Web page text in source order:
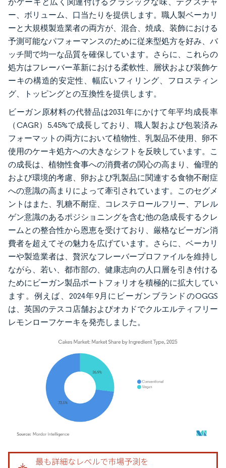
ー、ボリューム、口当たりを提供します。職人製ベーカリ
ーと大規模製造業者の両方が、混合、焼成、装飾における
予測可能なパフォーマンスのために従来型処方を好み、バ
ッチ間で均一な品質を確保しています。さらに、これらの
処方はフレーバー革新における柔軟性、層状および装飾ケ
ーキの構造的安定性、幅広いフィリング、フロスティン
グ、トッピングとの互換性を提供します。
ビーガン原材料の代替品は2031年にかけて年平均成長率
（CAGR）5.45%で成長しており、職人製および包装済み
フォーマットの両方において植物性、乳製品不使用、卵不
使用のケーキ処方への大きなシフトを反映しています。こ
の成長は、植物性食事への消費者の関心の高まり、倫理的
および環境的考慮、卵および乳製品に関連する食物不耐症
への意識の高まりによって牽引されています。このセグメ
ントはまた、乳糖不耐症、コレステロールフリー、アレル
ゲン意識のあるポジショニングを含む他の急成長するクレ
ームとの整合性から恩恵を受けており、厳格なビーガン消
費者を超えてその魅力を広げています。さらに、ベーカリ
ーや製造業者は、贅沢なフレーバープロファイルを維持し
ながら、若い、都市部の、健康志向の人口層を引き付ける
ためにビーガン製品ポートフォリオを積極的に拡大してい
ます。例えば、2024年9月にビーガンブランドのOGGS
は、英国のテスコ店舗およびオカドでクルエルティフリー
レモンローフケーキを発売しました。
画像 © Mordor Intelligence。再利用にはCC BY 4.0の表示が必要です。